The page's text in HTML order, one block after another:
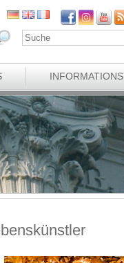
INFORMATIONS